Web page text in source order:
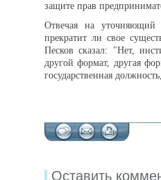
защите прав
Отвечая на уточняющий
прекратит ли свое
Песков сказал: "Нет,
другой формат, другая
государственная
Оставить